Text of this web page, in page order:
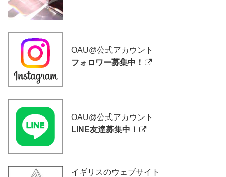
OAU@公式アカウント
フォロワー募集中！
OAU@公式アカウント
LINE友達募集中！
イギリスのウェブサイト